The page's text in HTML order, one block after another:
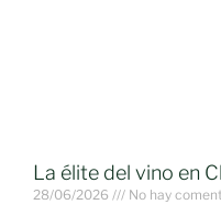
La élite del vino en
28/06/2026 No hay